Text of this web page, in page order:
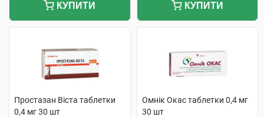
КУПИТИ КУПИТИ
Простазан Віста таблетки
0,4 мг 30 шт
Омнік Окас таблетки 0,4 мг
30 шт